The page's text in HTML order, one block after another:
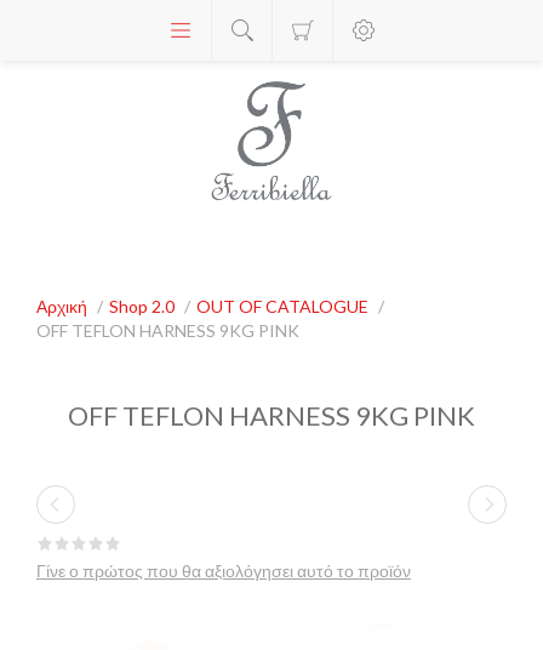
Αρχική / Shop 2.0 / OUT OF CATALOGUE /
OFF TEFLON HARNESS 9KG PINK
OFF TEFLON HARNESS 9KG PINK
Γίνε ο πρώτος που θα αξιολόγησει αυτό το προϊόν